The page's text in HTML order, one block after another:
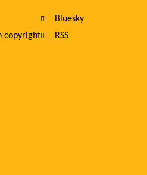
copyright
Bluesky
RSS